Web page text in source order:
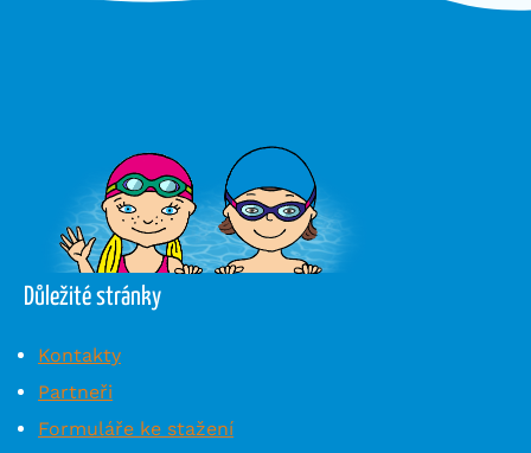
Důležité stránky
Kontakty
Partneři
Formuláře ke stažení